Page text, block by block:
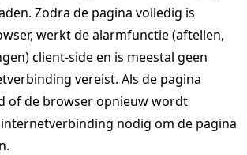
Zodra de pagina volledig is
werkt de alarmfunctie (aftellen,
client-side en is meestal geen
vereist. Als de pagina
of de browser opnieuw wordt
nodig om de pagina